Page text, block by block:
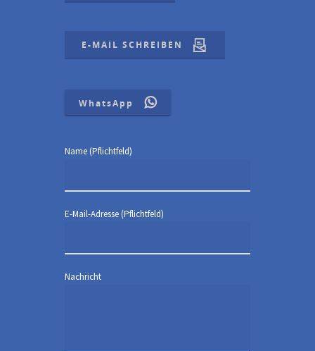
E-MAIL SCHREIBEN
WhatsApp
Name (Pflichtfeld)
E-Mail-Adresse (Pflichtfeld)
Nachricht